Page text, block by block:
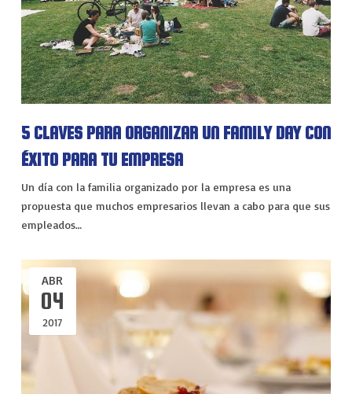
5 CLAVES PARA ORGANIZAR UN FAMILY DAY CON
ÉXITO PARA TU EMPRESA
Un día con la familia organizado por la empresa es una
propuesta que muchos empresarios llevan a cabo para que sus
empleados…
ABR
04
2017